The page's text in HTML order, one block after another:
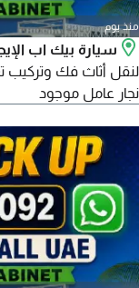
منذ يوم
سيارة بيك اب
نجار عامل موجود